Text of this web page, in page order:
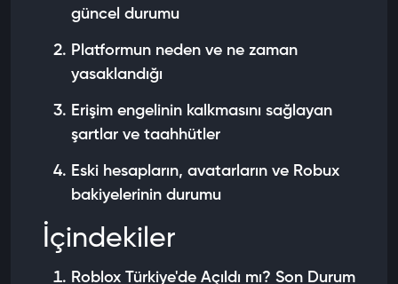
güncel durumu
Platformun neden ve ne zaman
yasaklandığı
Erişim engelinin kalkmasını sağlayan
şartlar ve taahhütler
Eski hesapların, avatarların ve Robux
bakiyelerinin durumu
İçindekiler
Roblox Türkiye'de Açıldı mı? Son Durum